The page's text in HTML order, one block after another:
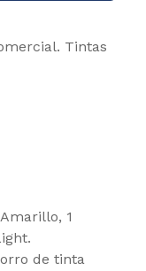
Tintas
1
de tinta